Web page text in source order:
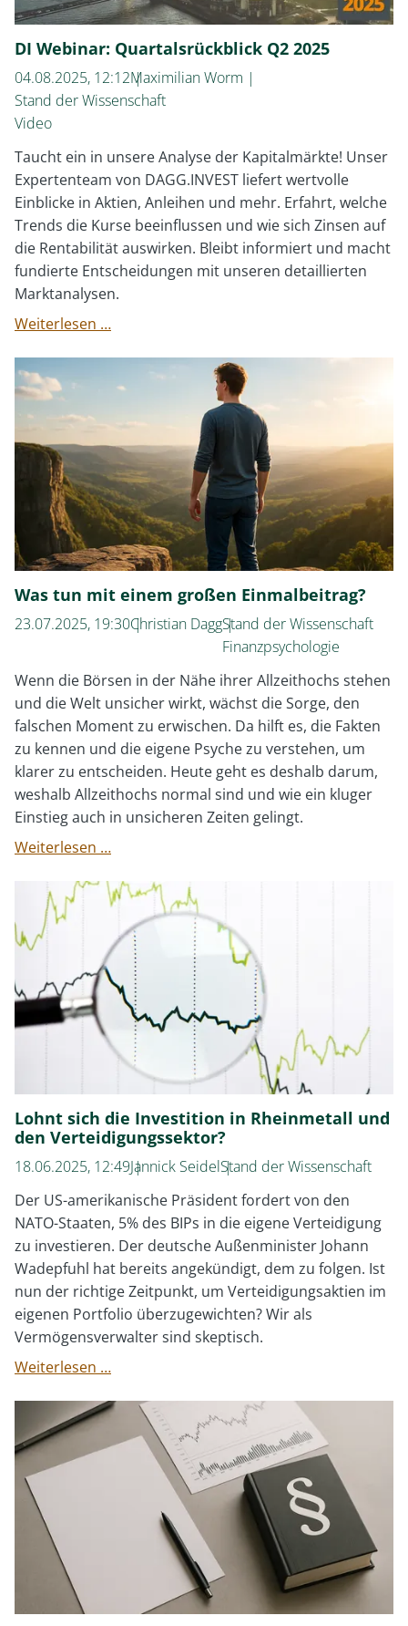
DI Webinar: Quartalsrückblick Q2 2025
04.08.2025, 12:12Maximilian Worm
Stand der Wissenschaft
Video
Taucht ein in unsere Analyse der Kapitalmärkte! Unser
Expertenteam von DAGG.INVEST liefert wertvolle
Einblicke in Aktien, Anleihen und mehr. Erfahrt, welche
Trends die Kurse beeinflussen und wie sich Zinsen auf
die Rentabilität auswirken. Bleibt informiert und macht
fundierte Entscheidungen mit unseren detaillierten
Marktanalysen.
Weiterlesen …DI
Quartalsrückblick
Q2
Was tun mit einem großen Einmalbeitrag?
23.07.2025, 19:30Christian DaggStand der Wissenschaft
Finanzpsychologie
Wenn die Börsen in der Nähe ihrer Allzeithochs stehen
und die Welt unsicher wirkt, wächst die Sorge, den
falschen Moment zu erwischen. Da hilft es, die Fakten
zu kennen und die eigene Psyche zu verstehen, um
klarer zu entscheiden. Heute geht es deshalb darum,
weshalb Allzeithochs normal sind und wie ein kluger
Einstieg auch in unsicheren Zeiten gelingt.
Weiterlesen …Was
mit
einem
großen
Einmalbeitrag?
Lohnt sich die Investition in Rheinmetall und
den Verteidigungssektor?
18.06.2025, 12:49Jannick SeidelStand der Wissenschaft
Der US-amerikanische Präsident fordert von den
NATO-Staaten, 5% des BIPs in die eigene Verteidigung
zu investieren. Der deutsche Außenminister Johann
Wadepfuhl hat bereits angekündigt, dem zu folgen. Ist
nun der richtige Zeitpunkt, um Verteidigungsaktien im
eigenen Portfolio überzugewichten? Wir als
Vermögensverwalter sind skeptisch.
Weiterlesen …Lohnt
die
Investition
Rheinmetall
Verteidigungssektor?